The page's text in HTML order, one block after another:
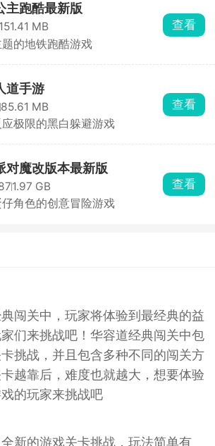
主跑酷最新版
151.41 MB
的地铁跑酷游戏
查看
道手游
85.61 MB
极限的黑白躲避游戏
查看
对魔改版本最新版
1.97 GB
角色的创意冒险游戏
查看
闯关中，玩家将体验到最经典的益
们来挑战吧！华容道经典闯关中包
挑战，并且包含多种不同的闯关方
越靠后，难度也就越大，想要体验
的玩家来挑战吧
新的游戏关卡挑战，玩法简单有